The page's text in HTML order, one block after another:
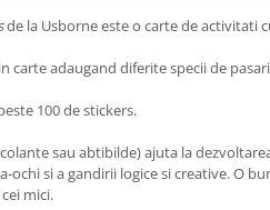
de la Usborne este o carte de activitati
carte adaugand diferite specii de
100 de stickers.
sau abtibilde) ajuta la
ochi si a gandirii logice si creative. O
mici.